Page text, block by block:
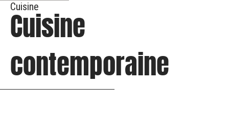
Cuisine
Cuisine
contemporaine